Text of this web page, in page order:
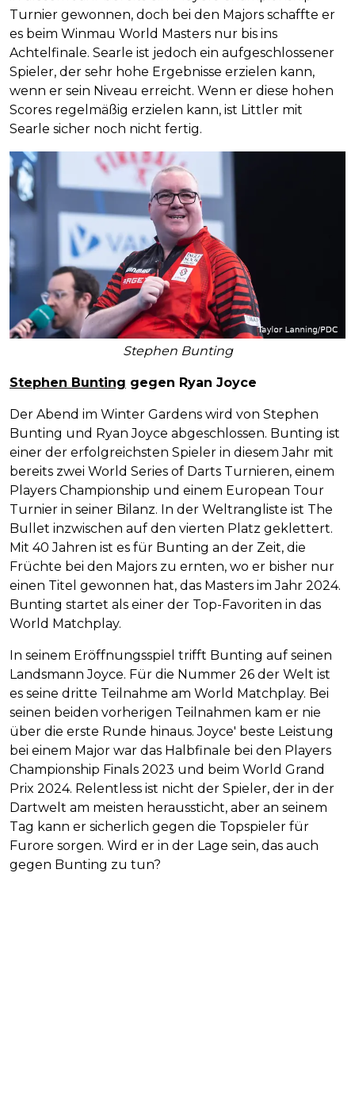
Turnier gewonnen, doch bei den Majors schaffte er
es beim Winmau World Masters nur bis ins
Achtelfinale. Searle ist jedoch ein aufgeschlossener
Spieler, der sehr hohe Ergebnisse erzielen kann,
wenn er sein Niveau erreicht. Wenn er diese hohen
Scores regelmäßig erzielen kann, ist Littler mit
Searle sicher noch nicht fertig.
Stephen Bunting
Stephen Bunting gegen Ryan Joyce
Der Abend im Winter Gardens wird von Stephen
Bunting und Ryan Joyce abgeschlossen. Bunting ist
einer der erfolgreichsten Spieler in diesem Jahr mit
bereits zwei World Series of Darts Turnieren, einem
Players Championship und einem European Tour
Turnier in seiner Bilanz. In der Weltrangliste ist The
Bullet inzwischen auf den vierten Platz geklettert.
Mit 40 Jahren ist es für Bunting an der Zeit, die
Früchte bei den Majors zu ernten, wo er bisher nur
einen Titel gewonnen hat, das Masters im Jahr 2024.
Bunting startet als einer der Top-Favoriten in das
World Matchplay.
In seinem Eröffnungsspiel trifft Bunting auf seinen
Landsmann Joyce. Für die Nummer 26 der Welt ist
es seine dritte Teilnahme am World Matchplay. Bei
seinen beiden vorherigen Teilnahmen kam er nie
über die erste Runde hinaus. Joyce' beste Leistung
bei einem Major war das Halbfinale bei den Players
Championship Finals 2023 und beim World Grand
Prix 2024. Relentless ist nicht der Spieler, der in der
Dartwelt am meisten heraussticht, aber an seinem
Tag kann er sicherlich gegen die Topspieler für
Furore sorgen. Wird er in der Lage sein, das auch
gegen Bunting zu tun?